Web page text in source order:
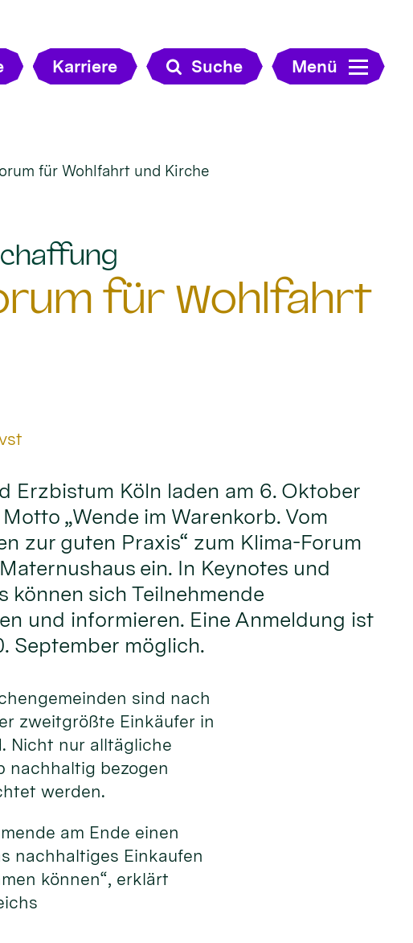
Karriere Suche Menü
für Wohlfahrt und Kirche
für Wohlfahrt
Erzbistum Köln laden am 6. Oktober
„Wende im Warenkorb. Vom
zur guten Praxis“ zum Klima-Forum
ein. In Keynotes und
können sich Teilnehmende
und informieren. Eine Anmeldung ist
September möglich.
sind nach
zweitgrößte Einkäufer in
Nicht nur alltägliche
nachhaltig bezogen
werden.
am Ende einen
nachhaltiges Einkaufen
können“, erklärt